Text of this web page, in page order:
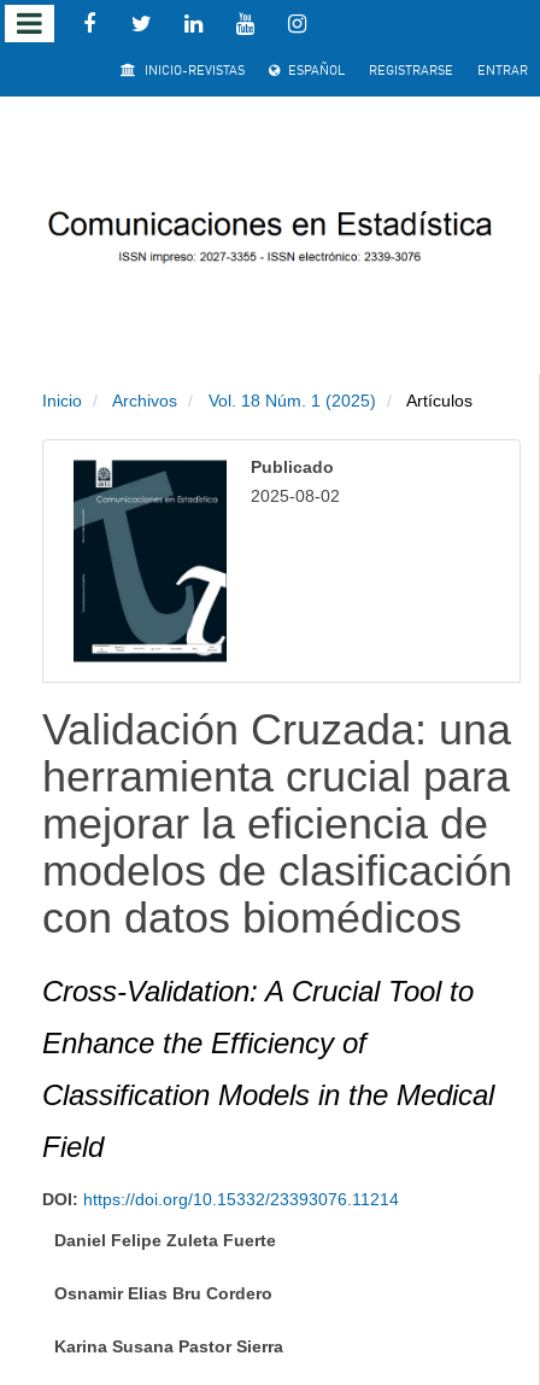
Salto
rápido
contenido
Navegación
principal
Contenido
principal
Barra
INICIO-REVISTAS ESPAÑOL REGISTRARSE ENTRAR
Inicio Archivos Vol. 18 Núm. 1 (2025) Artículos
Publicado
2025-08-02
Validación Cruzada: una
herramienta crucial para
mejorar la eficiencia de
modelos de clasificación
con datos biomédicos
Cross-Validation: A Crucial Tool to
Enhance the Efficiency of
Classification Models in the Medical
Field
DOI: https://doi.org/10.15332/23393076.11214
Daniel Felipe Zuleta Fuerte
Osnamir Elias Bru Cordero
Karina Susana Pastor Sierra